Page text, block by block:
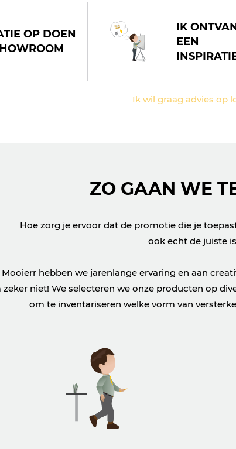
OP DOEN
IK
EEN
Ik wil graag advies op
ZO GAAN WE
Hoe zorg je ervoor dat de promotie die je
ook echt de juiste
Mooierr hebben we jarenlange ervaring en aan
zeker niet! We selecteren we onze producten op
om te inventariseren welke vorm van